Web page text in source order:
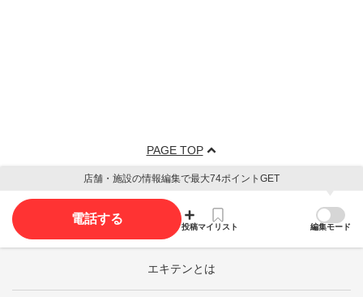
PAGE TOP
店舗・施設の情報編集で最大74ポイントGET
電話する
投稿マイリスト 編集モード
エキテンとは